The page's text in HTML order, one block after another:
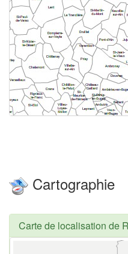
Cartographie
Carte de localisation de